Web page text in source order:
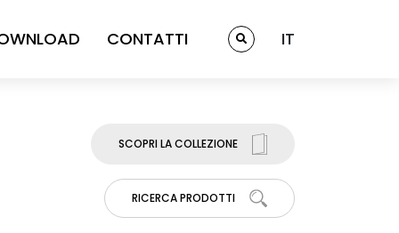
CONTATTI IT
SCOPRI LA COLLEZIONE
RICERCA PRODOTTI